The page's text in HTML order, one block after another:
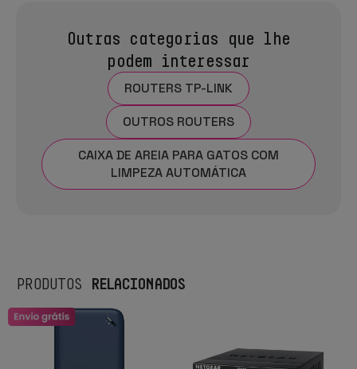
Outras categorias que lhe
podem interessar
ROUTERS TP-LINK
OUTROS ROUTERS
CAIXA DE AREIA PARA GATOS COM
LIMPEZA AUTOMÁTICA
PRODUTOS RELACIONADOS